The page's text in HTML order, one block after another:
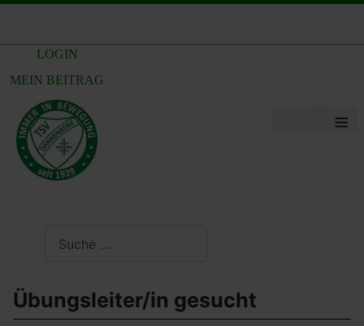
LOGIN
MEIN BEITRAG
≡
Übungsleiter/in gesucht